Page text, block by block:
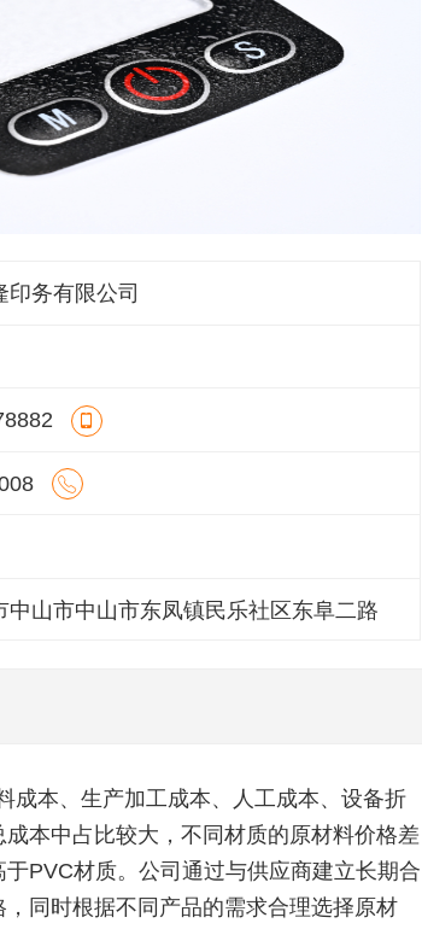
印务有限公司
中山市中山市东凤镇民乐社区东阜二路
成本、生产加工成本、人工成本、设备折
成本中占比较大，不同材质的原材料价格差
PVC材质。公司通过与供应商建立长期合
同时根据不同产品的需求合理选择原材